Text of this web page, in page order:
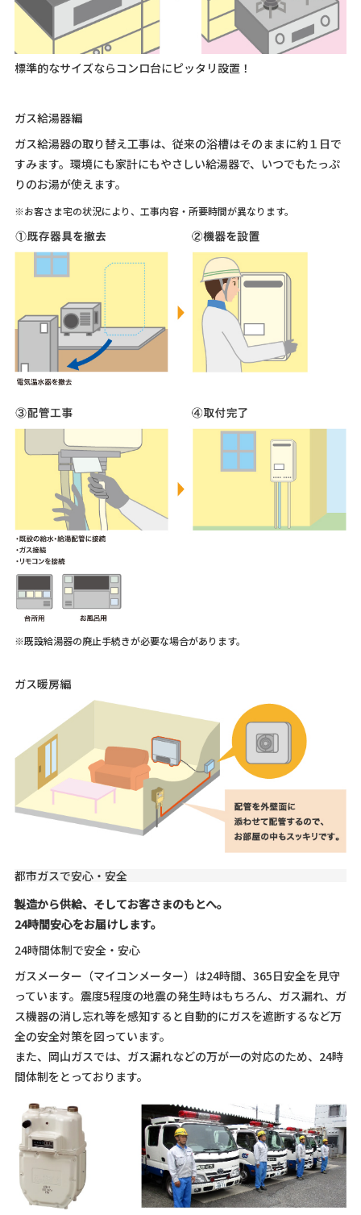
標準的なサイズならコンロ台にピッタリ設置！
ガス給湯器編
ガス給湯器の取り替え工事は、従来の浴槽はそのままに約１日で
すみます。環境にも家計にもやさしい給湯器で、いつでもたっぷ
りのお湯が使えます。
※お客さま宅の状況により、工事内容・所要時間が異なります。
※既設給湯器の廃止手続きが必要な場合があります。
ガス暖房編
都市ガスで安心・安全
製造から供給、そしてお客さまのもとへ。
24時間安心をお届けします。
24時間体制で安全・安心
ガスメーター（マイコンメーター）は24時間、365日安全を見守
っています。震度5程度の地震の発生時はもちろん、ガス漏れ、ガ
ス機器の消し忘れ等を感知すると自動的にガスを遮断するなど万
全の安全対策を図っています。
また、岡山ガスでは、ガス漏れなどの万が一の対応のため、24時
間体制をとっております。